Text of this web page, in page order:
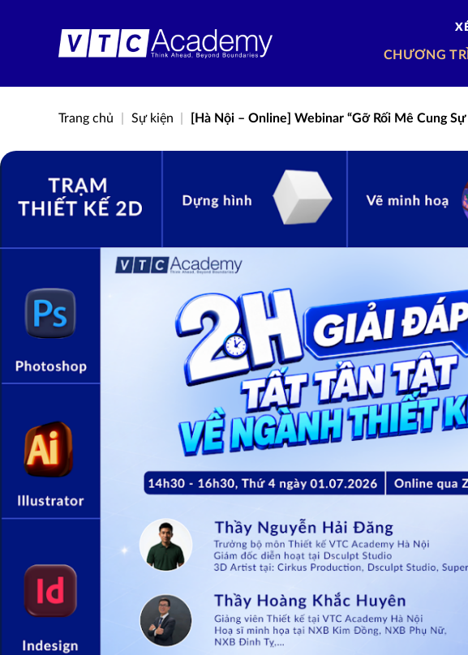
CHƯƠNG
Trang chủ Sự kiện [Hà Nội – Online] Webinar “Gỡ Rối Mê Cung